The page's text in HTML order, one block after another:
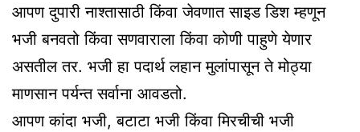
आपण दुपारी नाश्तासाठी किंवा जेवणात साइड डिश म्हणून
भजी बनवतो किंवा सणवाराला किंवा कोणी पाहुणे येणार
असतील तर. भजी हा पदार्थ लहान मुलांपासून ते मोठ्या
माणसान पर्यन्त सर्वाना आवडतो.
आपण कांदा भजी, बटाटा भजी किंवा मिरचीची भजी